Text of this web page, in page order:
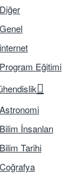
Diğer
Genel
internet
Program Eğitimi
Astronomi
Bilim İnsanları
Bilim Tarihi
Coğrafya